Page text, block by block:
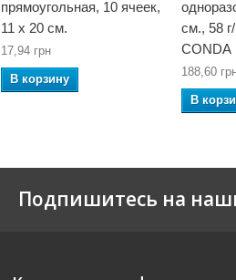
прямоугольная, 10 ячеек,
11 x 20 см.
17,94 грн
В корзину
см., 58
CONDA
188,60
В
Подпишитесь на